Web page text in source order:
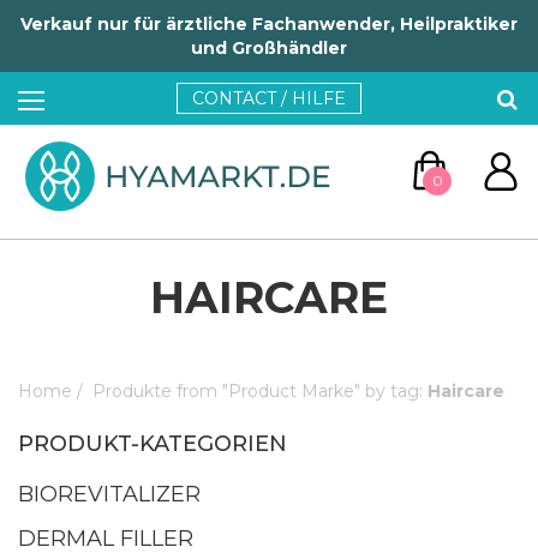
Verkauf nur für ärztliche Fachanwender, Heilpraktiker
und Großhändler
CONTACT / HILFE
0
ZUM WARENKORB
WEITER EINKAUFEN
HAIRCARE
Home / Produkte from "Product Marke" by tag: Haircare
PRODUKT-KATEGORIEN
BIOREVITALIZER
DERMAL FILLER